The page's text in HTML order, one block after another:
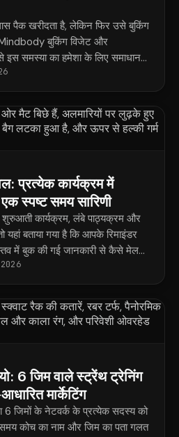
पैक खरीदता है, लेकिन फिर उसे बुकिंग
बुकिंग विजेट और
समस्या का हमेशा के लिए समाधान
प्रत्येक कार्यक्रम में
स्पष्ट समय सारिणी
कार्यक्रम, लंबे पाठ्यक्रम और
यहां बताया गया है कि आपके रिमाइंडर
में बुक की गई जानकारी से कैसे मेल
6 जिम वाले स्ट्रेंथ ट्रेनिंग
मार्केटिंग
6 जिमों के नेटवर्क के प्रत्येक सदस्य को
कोच का नाम और जिम का पता गलत